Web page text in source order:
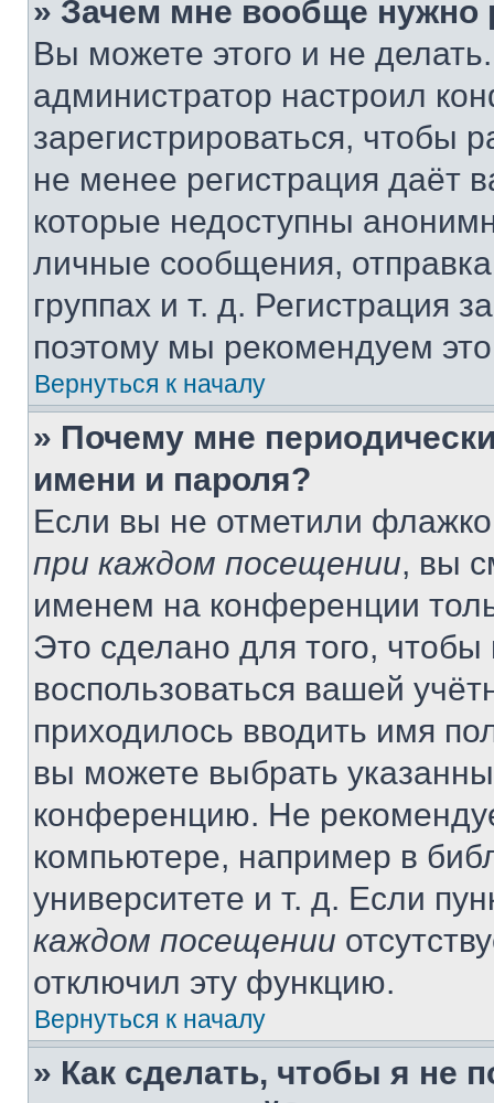
» Зачем мне вообще нужно
Вы можете этого и не
администратор настроил
зарегистрироваться, чтобы
не менее регистрация даёт
которые недоступны
личные сообщения,
группах и т. д. Регистрация
поэтому мы рекомендуем
Вернуться к началу
» Почему мне
имени и пароля?
Если вы не отметили
при каждом посещении, вы
именем на конференции
Это сделано для того, чтобы
воспользоваться вашей
приходилось вводить имя
вы можете выбрать
конференцию. Не
компьютере, например в
университете и т. д. Если
каждом посещении
отключил эту функцию.
Вернуться к началу
» Как сделать, чтобы я не